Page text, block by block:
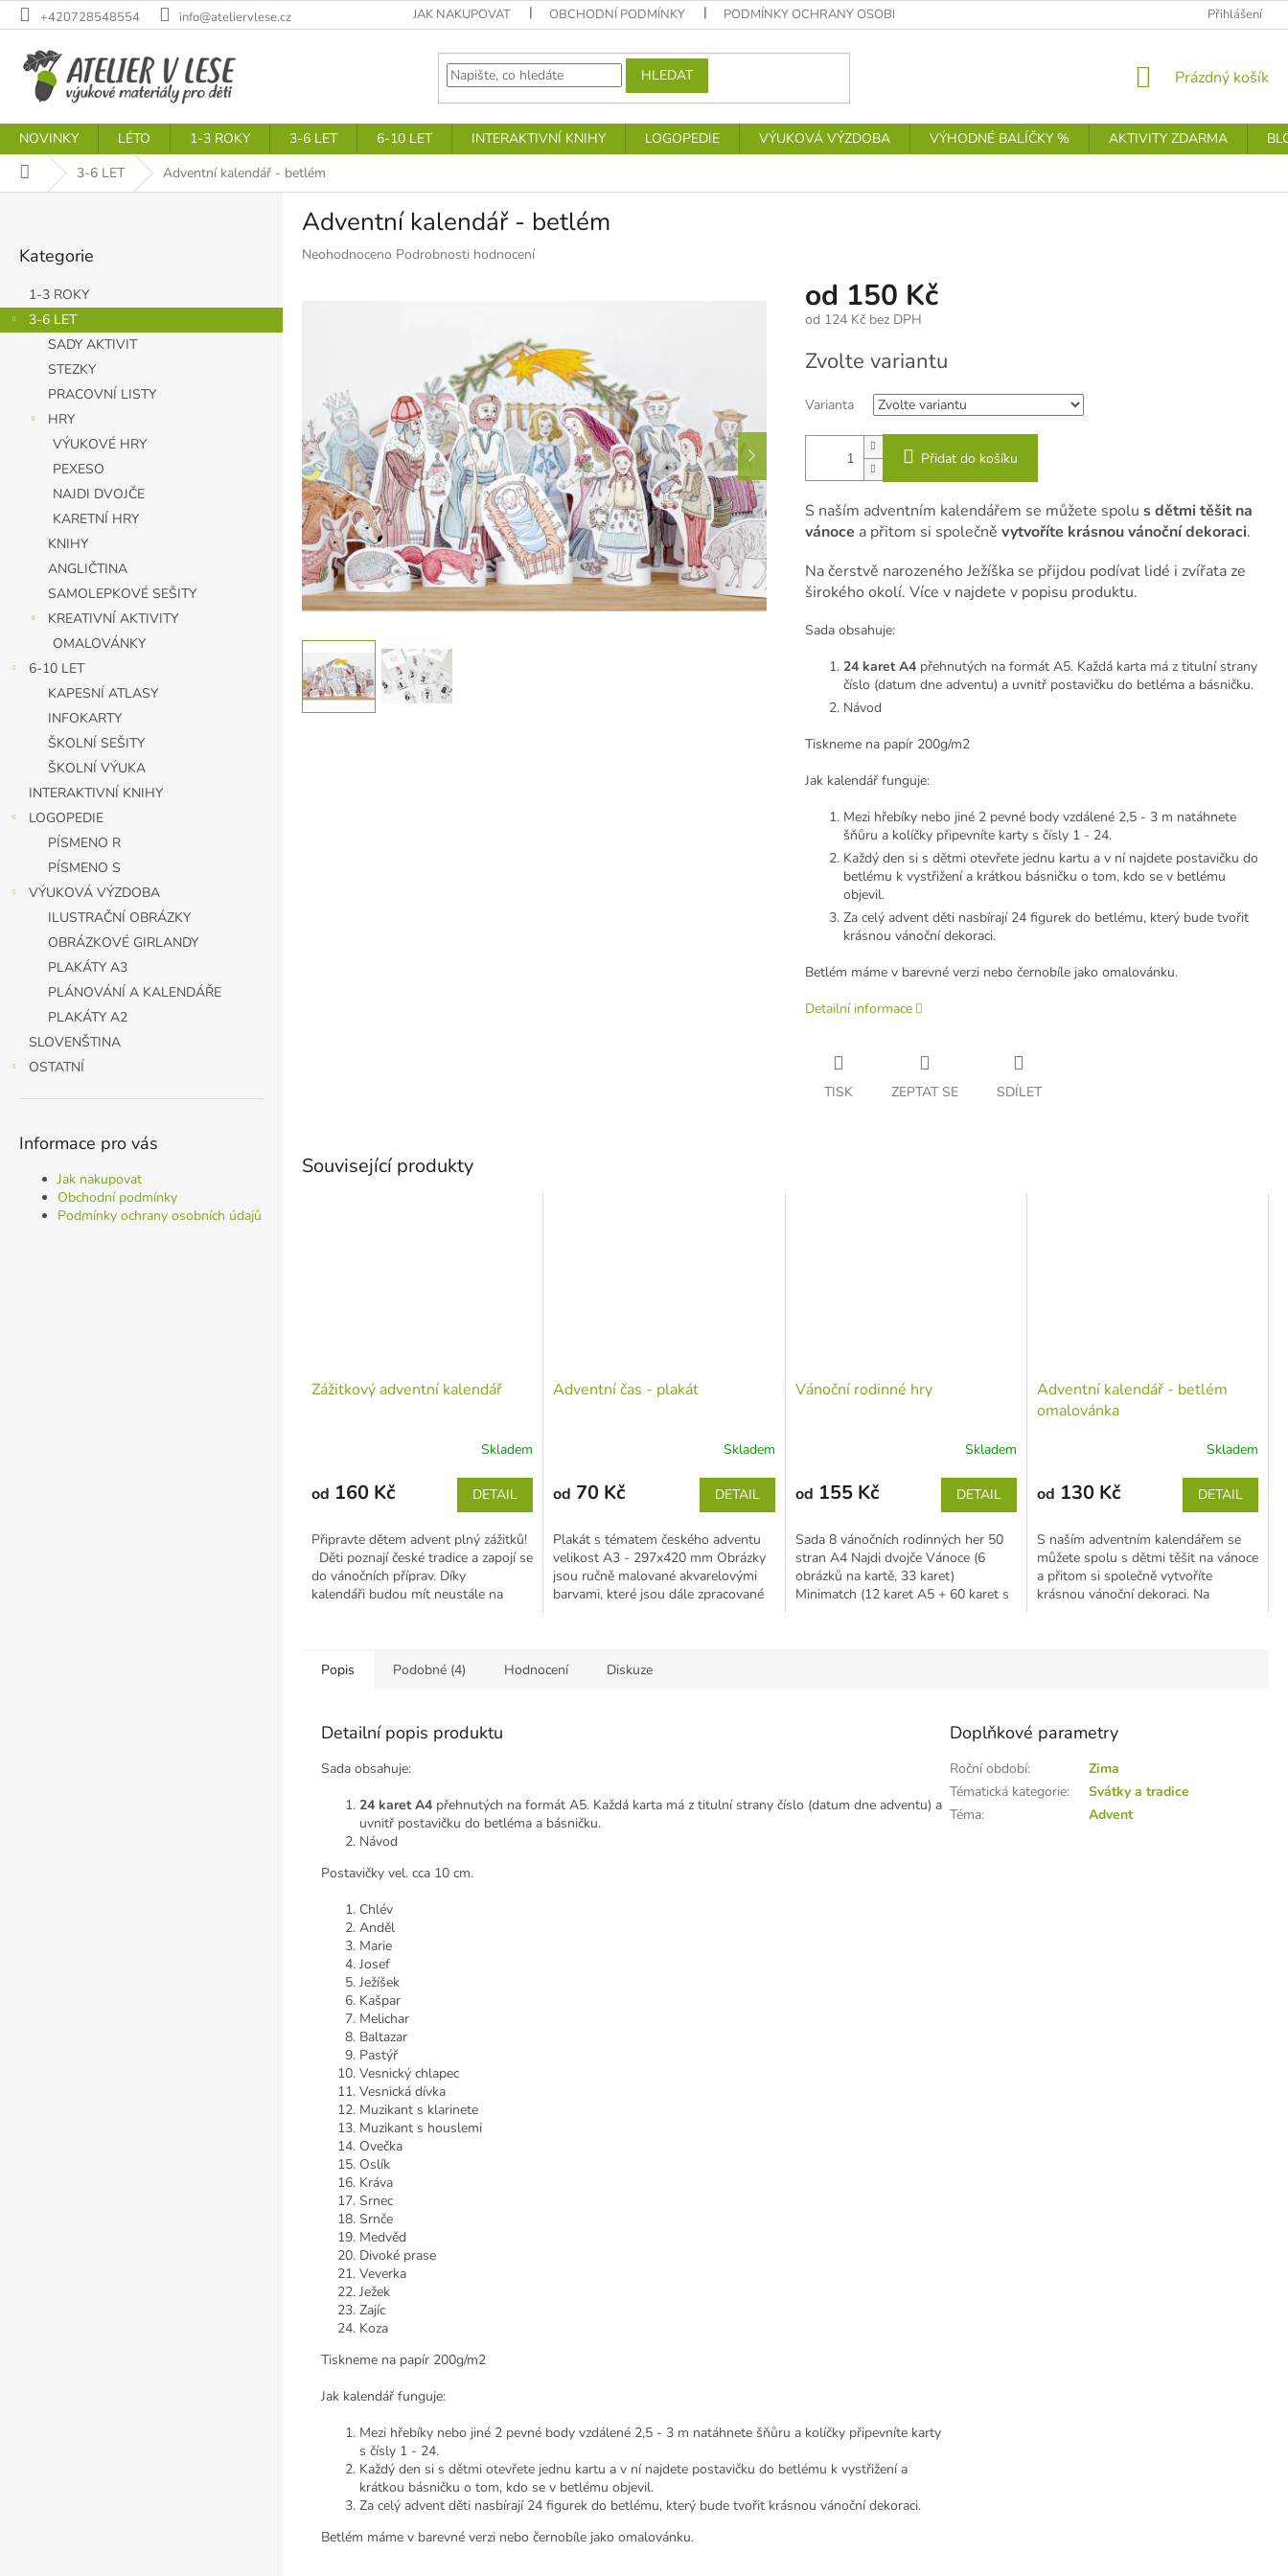
Přejít
na
+420728548554 info@ateliervlese.cz JAK NAKUPOVAT OBCHODNÍ PODMÍNKY PODMÍNKY OCHRANY OSOBNÍCH ÚDAJŮ Přihlášení
HLEDAT
NÁKUPNÍ
Prázdný košík
NOVINKY LÉTO 1-3 ROKY 3-6 LET 6-10 LET INTERAKTIVNÍ KNIHY LOGOPEDIE VÝUKOVÁ VÝZDOBA VÝHODNÉ BALÍČKY % AKTIVITY ZDARMA
Domů 3-6 LET Adventní kalendář - betlém
a
n
kategorie
Kategorie
1-3 ROKY
3-6 LET
SADY AKTIVIT
STEZKY
PRACOVNÍ LISTY
HRY
VÝUKOVÉ HRY
PEXESO
NAJDI DVOJČE
KARETNÍ HRY
KNIHY
ANGLIČTINA
SAMOLEPKOVÉ SEŠITY
KREATIVNÍ AKTIVITY
OMALOVÁNKY
6-10 LET
KAPESNÍ ATLASY
INFOKARTY
ŠKOLNÍ SEŠITY
ŠKOLNÍ VÝUKA
INTERAKTIVNÍ KNIHY
LOGOPEDIE
PÍSMENO R
PÍSMENO S
VÝUKOVÁ VÝZDOBA
ILUSTRAČNÍ OBRÁZKY
OBRÁZKOVÉ GIRLANDY
PLAKÁTY A3
PLÁNOVÁNÍ A KALENDÁŘE
PLAKÁTY A2
SLOVENŠTINA
OSTATNÍ
Informace pro vás
Jak nakupovat
Obchodní podmínky
Podmínky ochrany osobních údajů
Adventní kalendář - betlém
Průměrné
Neohodnoceno Podrobnosti hodnocení
od 150 Kč
od 124 Kčbez DPH
cena:
Zvolte variantu
Varianta
Přidat do košíku
S naším adventním kalendářem se můžete spolu s dětmi těšit na
vánoce a přitom si společně vytvoříte krásnou vánoční dekoraci.
Na čerstvě narozeného Ježíška se přijdou podívat lidé i zvířata ze
širokého okolí. Více v najdete v popisu produktu.
Sada obsahuje:
24 karet A4 přehnutých na formát A5. Každá karta má z titulní strany
číslo (datum dne adventu) a uvnitř postavičku do betléma a básničku.
Návod
Tiskneme na papír 200g/m2
Jak kalendář funguje:
Mezi hřebíky nebo jiné 2 pevné body vzdálené 2,5 - 3 m natáhnete
šňůru a kolíčky připevníte karty s čísly 1 - 24.
Každý den si s dětmi otevřete jednu kartu a v ní najdete postavičku do
betlému k vystřižení a krátkou básničku o tom, kdo se v betlému
objevil.
Za celý advent děti nasbírají 24 figurek do betlému, který bude tvořit
krásnou vánoční dekoraci.
Betlém máme v barevné verzi nebo černobíle jako omalovánku.
Detailní informace
TISK ZEPTAT SE SDÍLET
Související produkty
Zážitkový adventní kalendář
Skladem
od 160 Kč DETAIL
Připravte dětem advent plný zážitků!
Děti poznají české tradice a zapojí se
do vánočních příprav. Díky
kalendáři budou mít neustále na
Adventní čas - plakát
Skladem
od 70 Kč DETAIL
Plakát s tématem českého adventu
velikost A3 - 297x420 mm Obrázky
jsou ručně malované akvarelovými
barvami, které jsou dále zpracované
Vánoční rodinné hry
Skladem
od 155 Kč DETAIL
Sada 8 vánočních rodinných her 50
stran A4 Najdi dvojče Vánoce (6
obrázků na kartě, 33 karet)
Minimatch (12 karet A5 + 60 karet s
Adventní kalendář - betlém
omalovánka
Skladem
od 130 Kč DETAIL
S naším adventním kalendářem se
můžete spolu s dětmi těšit na vánoce
a přitom si společně vytvoříte
krásnou vánoční dekoraci. Na
Popis Podobné (4) Hodnocení Diskuze
Detailní popis produktu
Sada obsahuje:
24 karet A4 přehnutých na formát A5. Každá karta má z titulní strany číslo (datum dne adventu) a
uvnitř postavičku do betléma a básničku.
Návod
Postavičky vel. cca 10 cm.
Chlév
Anděl
Marie
Josef
Ježíšek
Kašpar
Melichar
Baltazar
Pastýř
Vesnický chlapec
Vesnická dívka
Muzikant s klarinete
Muzikant s houslemi
Ovečka
Oslík
Kráva
Srnec
Srnče
Medvěd
Divoké prase
Veverka
Ježek
Zajíc
Koza
Tiskneme na papír 200g/m2
Jak kalendář funguje:
Mezi hřebíky nebo jiné 2 pevné body vzdálené 2,5 - 3 m natáhnete šňůru a kolíčky připevníte karty
s čísly 1 - 24.
Každý den si s dětmi otevřete jednu kartu a v ní najdete postavičku do betlému k vystřižení a
krátkou básničku o tom, kdo se v betlému objevil.
Za celý advent děti nasbírají 24 figurek do betlému, který bude tvořit krásnou vánoční dekoraci.
Betlém máme v barevné verzi nebo černobíle jako omalovánku.
Doplňkové parametry
Roční období:
Zima
Tématická kategorie:
Svátky a tradice
Téma: Advent